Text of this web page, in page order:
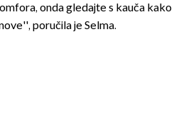
onda gledajte s kauča kako
poručila je Selma.